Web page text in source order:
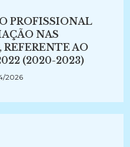
PROFISSIONAL
NAS
AO
(2020-2023)
2026